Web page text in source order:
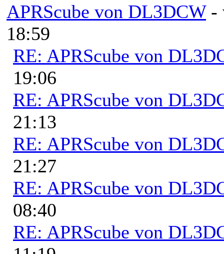
APRScube von DL3DCW -
18:59
RE: APRScube von
19:06
RE: APRScube von
21:13
RE: APRScube von
21:27
RE: APRScube von
08:40
RE: APRScube von